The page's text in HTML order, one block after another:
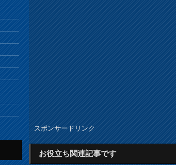
スポンサードリンク
お役立ち関連記事です